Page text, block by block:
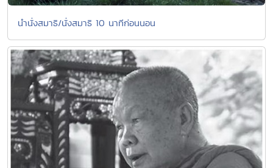
นํานั่งสมาธิ/นั่งสมาธิ 10 นาทีก่อนนอน